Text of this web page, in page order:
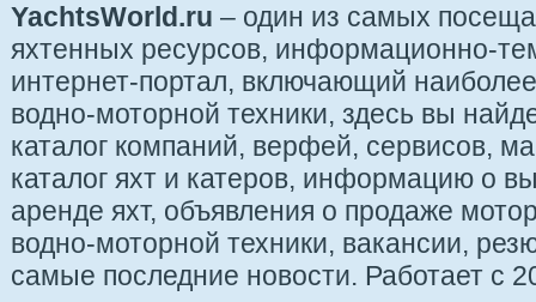
YachtsWorld.ru – один из самых
яхтенных ресурсов, информационно-
интернет-портал, включающий
водно-моторной техники, здесь вы
каталог компаний, верфей, сервисов,
каталог яхт и катеров, информацию о
аренде яхт, объявления о продаже
водно-моторной техники, вакансии,
самые последние новости. Работает с